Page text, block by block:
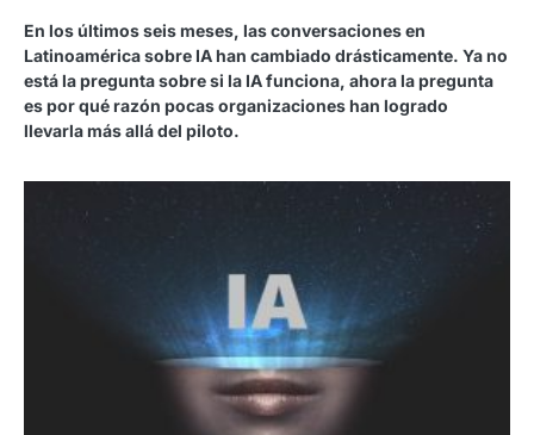
En los últimos seis meses, las conversaciones en
Latinoamérica sobre IA han cambiado drásticamente. Ya no
está la pregunta sobre si la IA funciona, ahora la pregunta
es por qué razón pocas organizaciones han logrado
llevarla más allá del piloto.